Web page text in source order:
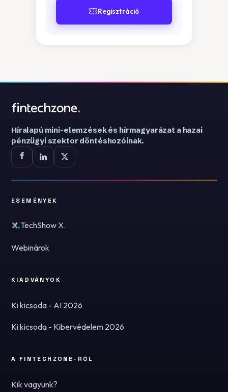
Regisztráció
Híralapú mini-elemzések és hírmagyarázat a hazai
pénzügyi szektor döntéshozóinak.
ESEMÉNYEK
TechShow X.
Webinárok
KIADVÁNYOK
Ki kicsoda - AI 2026
Ki kicsoda - Kibervédelem 2026
A FINTECHZONE-RÓL
Kik vagyunk?